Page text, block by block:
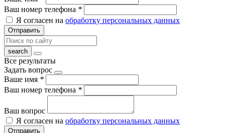
Ваш номер телефона *
Я согласен на обработку персональных данных
Отправить
Все результаты
Задать вопрос
Ваше имя *
Ваш номер телефона *
Ваш вопрос
Я согласен на обработку персональных данных
Отправить